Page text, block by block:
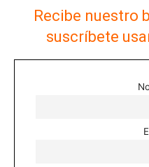
Recibe nuestro
suscríbete